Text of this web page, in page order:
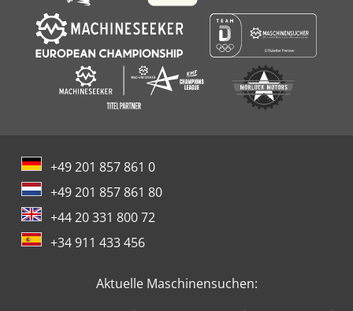
+49 201 857 861 0
+49 201 857 861 80
+44 20 331 800 72
+34 911 433 456
Aktuelle Maschinensuchen: